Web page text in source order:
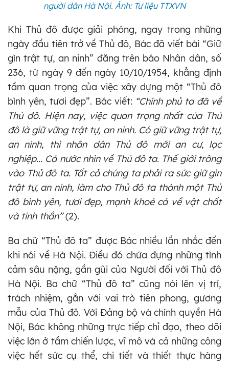
người dân Hà Nội. Ảnh: Tư liệu TTXVN
Khi Thủ đô được giải phóng, ngay trong những
ngày đầu tiên trở về Thủ đô, Bác đã viết bài “Giữ
gìn trật tự, an ninh” đăng trên báo Nhân dân, số
236, từ ngày 9 đến ngày 10/10/1954, khẳng định
tầm quan trọng của việc xây dựng một “Thủ đô
bình yên, tươi đẹp”. Bác viết: “Chính phủ ta đã về
Thủ đô. Hiện nay, việc quan trọng nhất của Thủ
đô là giữ vững trật tự, an ninh. Có giữ vững trật tự,
an ninh, thì nhân dân Thủ đô mới an cư, lạc
nghiệp... Cả nước nhìn về Thủ đô ta. Thế giới trông
vào Thủ đô ta. Tất cả chúng ta phải ra sức giữ gìn
trật tự, an ninh, làm cho Thủ đô ta thành một Thủ
đô bình yên, tươi đẹp, mạnh khoẻ cả về vật chất
và tinh thần”(2).
Ba chữ “Thủ đô ta” được Bác nhiều lần nhắc đến
khi nói về Hà Nội. Điều đó chứa đựng những tình
cảm sâu nặng, gần gũi của Người đối với Thủ đô
Hà Nội. Ba chữ “Thủ đô ta” cũng nói lên vị trí,
trách nhiệm, gắn với vai trò tiên phong, gương
mẫu của Thủ đô. Với Đảng bộ và chính quyền Hà
Nội, Bác không những trực tiếp chỉ đạo, theo dõi
việc lớn ở tầm chiến lược, vĩ mô và cả những công
việc hết sức cụ thể, chi tiết và thiết thực hàng